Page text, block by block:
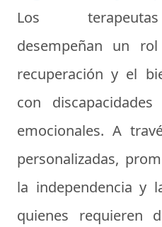
Los
desempeñan un
recuperación y el
con
emocionales. A
personalizadas,
la independencia y
quienes requieren